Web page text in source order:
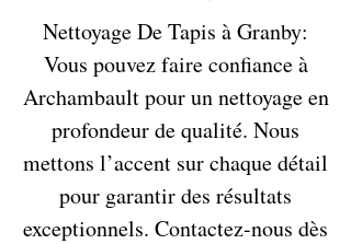
Nettoyage De Tapis à Granby:
Vous pouvez faire confiance à
Archambault pour un nettoyage en
profondeur de qualité. Nous
mettons l’accent sur chaque détail
pour garantir des résultats
exceptionnels. Contactez-nous dès